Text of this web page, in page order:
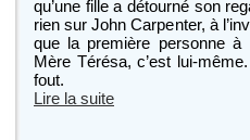
qu’une fille a détourné son
rien sur John Carpenter, à
que la première personne à
Mère Térésa, c’est lui-
fout.
Lire la suite